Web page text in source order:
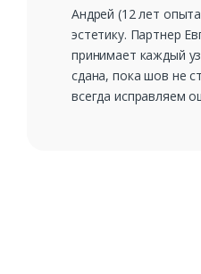
Андрей (12 лет
эстетику. Партнер
принимает каждый
сдана, пока шов не
всегда исправляем